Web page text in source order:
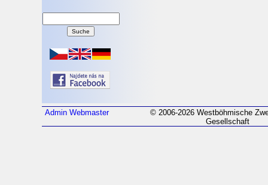
Admin Webmaster
© 2006-2026 Westböhmische
Gesellschaft